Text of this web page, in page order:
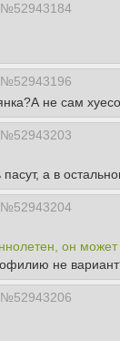
№52943184
№52943196
не сам
№52943203
а в
№52943204
он
не
№52943206